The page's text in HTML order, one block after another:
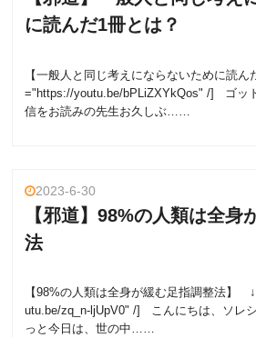
に読んだ1冊とは？
【一般人と同じ考えにならないために読
="https://youtu.be/bPLiZXYkQos" /] ゴッ
信をお読みの先生お久しぶ……
2023-6-30
【邪道】98%の人類は全身
法
【98%の人類は全身が緩む足指調整法】
utu.be/zq_n-ljUpV0" /] こんにちは、ソレ
っと今日は、世の中……